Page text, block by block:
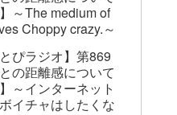
】～The medium of
Choppy crazy.～
とぴラジオ】第869
の距離感について
】～インターネット
イチャはしたくな